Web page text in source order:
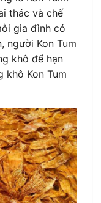
thác và chế
gia đình có
người Kon Tum
khô để hạn
khô Kon Tum